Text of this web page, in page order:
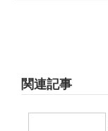
関連記事